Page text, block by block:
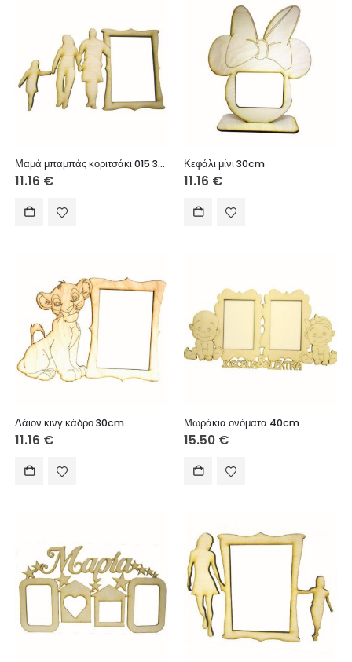
Μαμά μπαμπάς κοριτσάκι 015 30cm
11.16 €
Κεφάλι μίνι 30cm
11.16 €
Λάιον κινγ κάδρο 30cm
11.16 €
Μωράκια ονόματα 40cm
15.50 €